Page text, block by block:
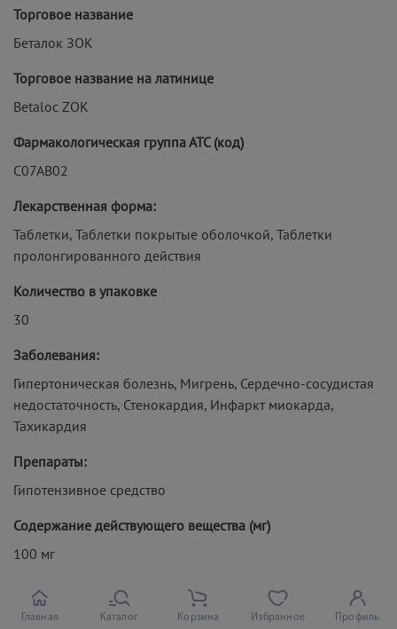
Торговое название
Беталок ЗОК
Торговое название на латинице
Betaloc ZOK
Фармакологическая группа АТС (код)
C07AB02
Лекарственная форма:
Таблетки, Таблетки покрытые оболочкой, Таблетки
пролонгированного действия
Количество в упаковке
30
Заболевания:
Гипертоническая болезнь, Мигрень, Сердечно-сосудистая
недостаточность, Стенокардия, Инфаркт миокарда,
Тахикардия
Препараты:
Гипотензивное средство
Содержание действующего вещества (мг)
100 мг
Отпуск из аптек
По рецепту
Главная Каталог Корзина Избранное Профиль